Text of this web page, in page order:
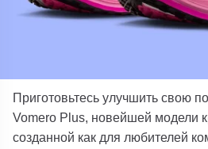
Приготовьтесь улучшить свою
Vomero Plus, новейшей модели
созданной как для любителей